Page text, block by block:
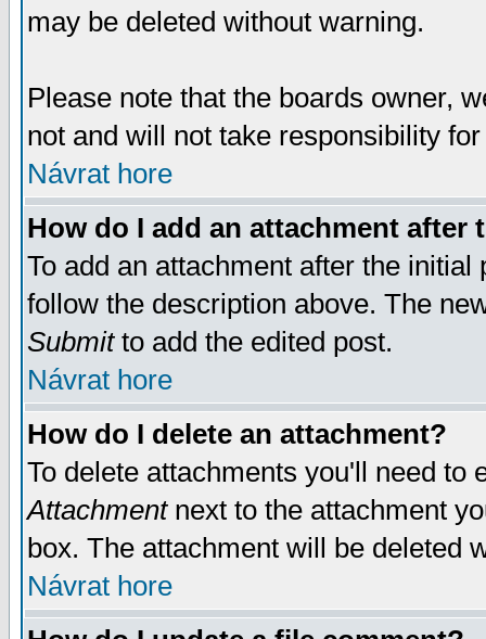
may be deleted without warning.
Please note that the boards owner,
not and will not take responsibility
Návrat hore
How do I add an attachment after
To add an attachment after the
follow the description above. The
Submitto add the edited post.
Návrat hore
How do I delete an attachment?
To delete attachments you'll need
Attachmentnext to the attachment
box. The attachment will be deleted
Návrat hore